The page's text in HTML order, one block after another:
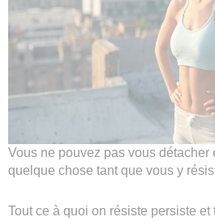
Vous ne pouvez pas vous détacher
quelque chose tant que vous y
Tout ce à quoi on résiste persiste et